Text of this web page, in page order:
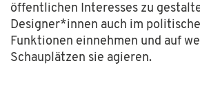
öffentlichen Interesses zu
Designer*innen auch im
Funktionen einnehmen und auf
Schauplätzen sie agieren.